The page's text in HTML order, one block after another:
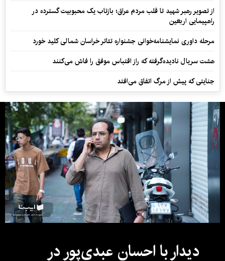
از تصویر رهبر شهید تا قلب مردم عراق؛ بازتاب یک محبوبیت گسترده در
راهپیمایی اربعین
مرحله داوری نمایشنامه‌خوانی جشنواره تئاتر خراسان شمالی کلید خورد
هشت سریال نادیده‌گرفته که راز اقتباس موفق را فاش می‌کنند
جنایتی که پیش از مرگ اتفاق می‌افتد
دیدار با احسان عبدی‌پور در